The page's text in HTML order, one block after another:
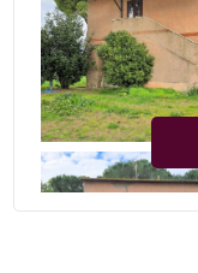
2
3
4